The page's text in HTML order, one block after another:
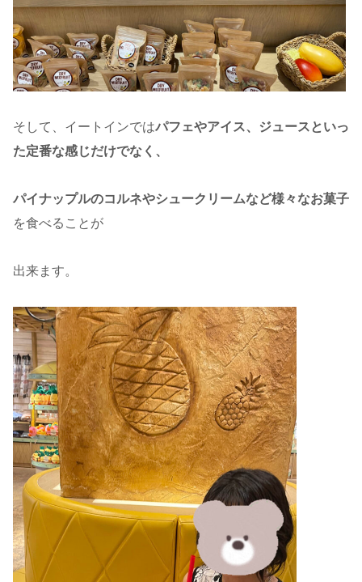
そして、イートインではパフェやアイス、ジュースといっ
た定番な感じだけでなく、
パイナップルのコルネやシュークリームなど様々なお菓子
を食べることが
出来ます。